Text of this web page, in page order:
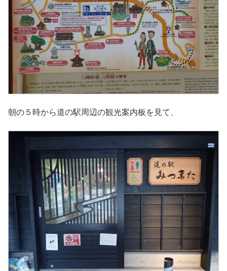
朝の５時から道の駅周辺の観光案内板を見て、